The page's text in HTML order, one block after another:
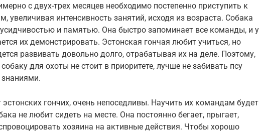
с двух-трех месяцев необходимо постепенно приступить к
увеличивая интенсивность занятий, исходя из возраста. Собака
и памятью. Она быстро запоминает все команды, и у
их демонстрировать. Эстонская гончая любит учиться, но
развивать довольно долго, отрабатывая их на деле. Поэтому,
для охоты не стоит в приоритете, лучше не забивать псу
эстонских гончих, очень непоседливы. Научить их командам будет
не любит сидеть на месте. Она постоянно бегает, прыгает,
хозяина на активные действия. Чтобы хорошо